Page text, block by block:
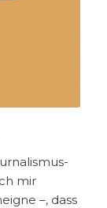
mir
–, dass